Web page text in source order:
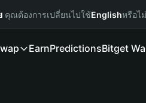
คุณต้องการเปลี่ยนไปใช้Englishหรือไม่
EarnPredictionsBitget